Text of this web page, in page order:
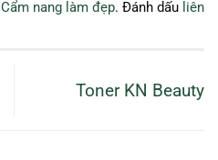
Cẩm nang làm đẹp. Đánh dấu liên
Toner KN Beauty